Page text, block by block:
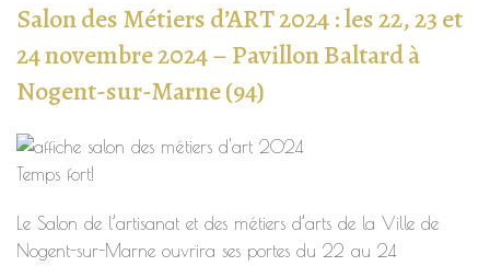
Salon des Métiers d’ART 2024 : les 22, 23 et
24 novembre 2024 – Pavillon Baltard à
Nogent-sur-Marne (94)
Temps fort!
Le Salon de l’artisanat et des métiers d’arts de la Ville de
Nogent-sur-Marne ouvrira ses portes du 22 au 24